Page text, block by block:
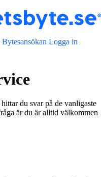
Bytesansökan Logga in
du svar på de vanligaste
är du är alltid välkommen